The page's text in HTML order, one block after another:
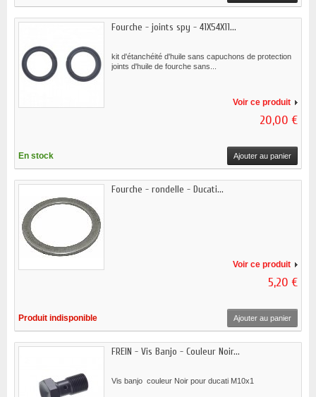
Fourche - joints spy - 41X54X11...
kit d'étanchéité d'huile sans capuchons de protection
joints d'huile de fourche sans...
Voir ce produit
20,00 €
En stock Ajouter au panier
Fourche - rondelle - Ducati...
Voir ce produit
5,20 €
Produit indisponible Ajouter au panier
FREIN - Vis Banjo - Couleur Noir...
Vis banjo couleur Noir pour ducati M10x1